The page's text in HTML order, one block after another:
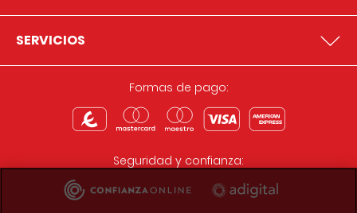
SERVICIOS
Formas de pago:
Seguridad y confianza: